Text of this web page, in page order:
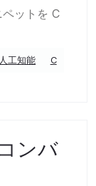
ットを C
人工知能
C
ンバ